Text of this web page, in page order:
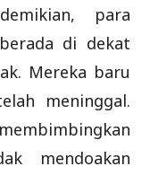
para
di dekat
Mereka baru
meninggal.
mendoakan